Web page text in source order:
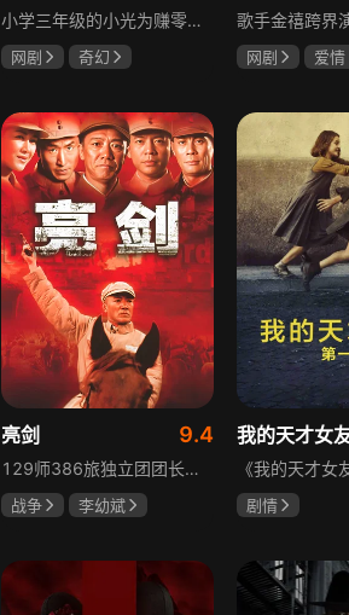
小学三年级的小光为赚零用钱到爷爷家寻宝，偶然翻出旧棋盘，接触棋盘的一瞬间，附身棋盘中的棋士褚嬴的灵魂进入了小光体内。后来小光在学校围棋会所结识少年天才小亮，为测试褚嬴实力，小光贸然与小亮对弈并小胜，他误以为褚嬴棋力平平，小亮却大受打击。数日后小亮再次挑战，再次惨败在褚嬴手下，二人从此成了相爱相杀的棋坛宿敌。在褚嬴指导下，小光进步神速，逐渐对围棋产生兴趣，最终在全国大赛与小亮激战中，褚嬴下出绝妙一局，小光却看出更高一着，终于在自己努力、褚嬴帮助和与小亮的磨练中，独立对弈，燃起真正的棋魂。
网剧
奇幻
网剧
爱情
亮剑 9.4
129师386旅独立团团长李云龙敢想敢干、不按规矩办事，脾气火爆性格直爽，带领独立团展现出敢于拼杀的劲头，接连击败坂田连队、山崎大队、山本部队，名声大噪却因屡次犯规遭贬斥。抗战时期他与国军358团团长楚云飞惺惺相惜，徐蚌会战中一较高下双双重伤，养病期间李云龙与护士田雨相恋，两人及亲人战友历经国家沧桑巨变。
战争
李幼斌
我的天才女
剧情
玛格丽塔·马